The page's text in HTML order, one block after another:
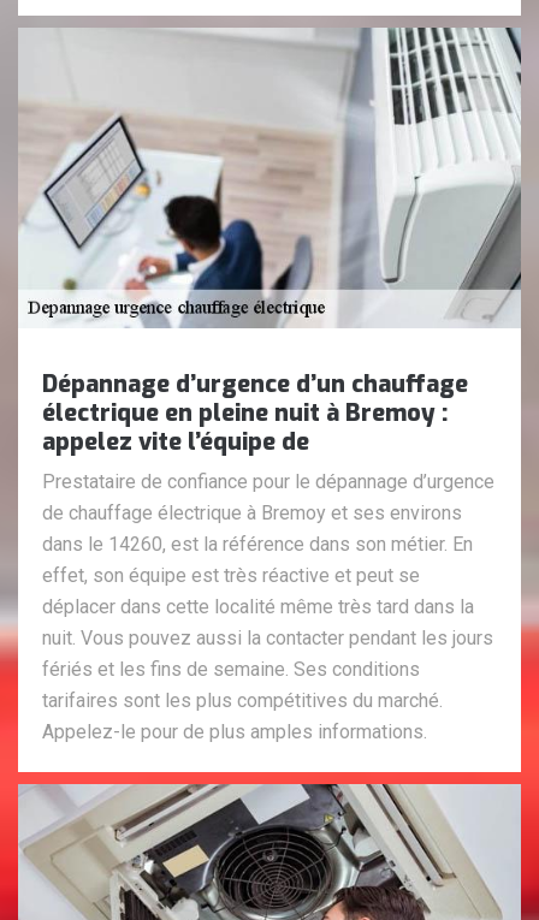
Dépannage d’urgence d’un chauffage
électrique en pleine nuit à Bremoy :
appelez vite l’équipe de
Prestataire de confiance pour le dépannage d’urgence
de chauffage électrique à Bremoy et ses environs
dans le 14260, est la référence dans son métier. En
effet, son équipe est très réactive et peut se
déplacer dans cette localité même très tard dans la
nuit. Vous pouvez aussi la contacter pendant les jours
fériés et les fins de semaine. Ses conditions
tarifaires sont les plus compétitives du marché.
Appelez-le pour de plus amples informations.